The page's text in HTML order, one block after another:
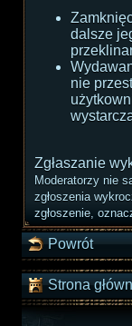
dalsze
nie
Zgłaszanie
Moderatorzy nie
zgłoszenia
zgłoszenie,
Powrót
Strona